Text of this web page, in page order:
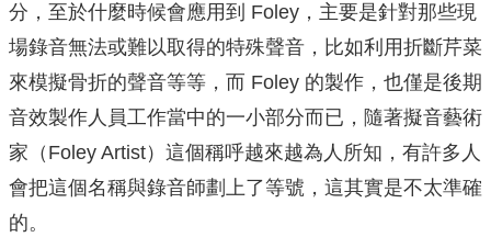
分，至於什麼時候會應用到 Foley，主要是針對那些現
場錄音無法或難以取得的特殊聲音，比如利用折斷芹菜
來模擬骨折的聲音等等，而 Foley 的製作，也僅是後期
音效製作人員工作當中的一小部分而已，隨著擬音藝術
家（Foley Artist）這個稱呼越來越為人所知，有許多人
會把這個名稱與錄音師劃上了等號，這其實是不太準確
的。